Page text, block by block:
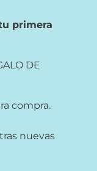
primera
DE
compra.
nuevas